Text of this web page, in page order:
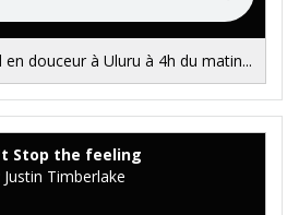
douceur à Uluru à 4h du matin...
Stop the feeling
Justin Timberlake